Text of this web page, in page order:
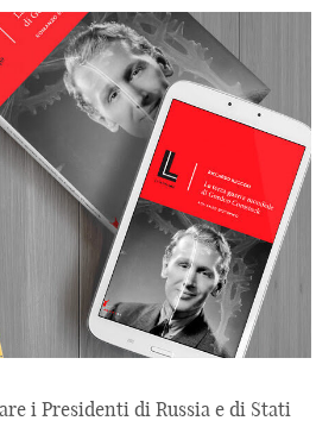
i Presidenti di Russia e di Stati